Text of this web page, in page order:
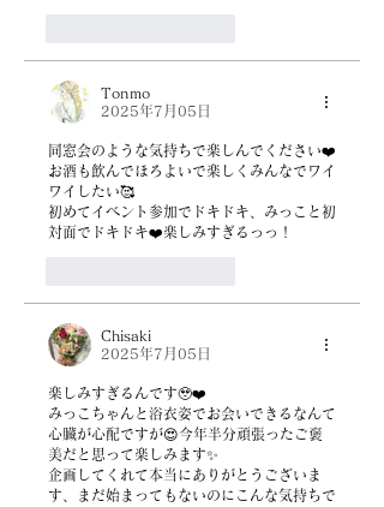
Tonmo
2025年7月05日
同窓会のような気持ちで楽しんでください❤️
お酒も飲んでほろよいで楽しくみんなでワイ
ワイしたい🥰
初めてイベント参加でドキドキ、みっこと初
対面でドキドキ❤️楽しみすぎるっっ！
Chisaki
2025年7月05日
楽しみすぎるんです🥹❤️
みっこちゃんと浴衣姿でお会いできるなんて
心臓が心配ですが😍今年半分頑張ったご褒
美だと思って楽しみます✨
企画してくれて本当にありがとうございま
す、まだ始まってもないのにこんな気持ちで